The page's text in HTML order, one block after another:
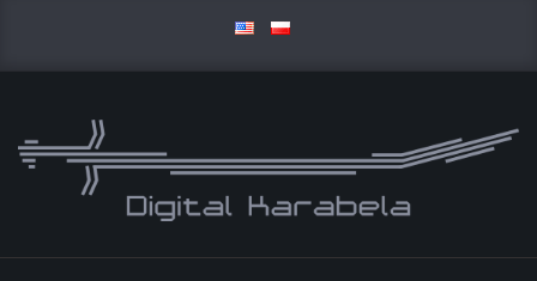
content
D